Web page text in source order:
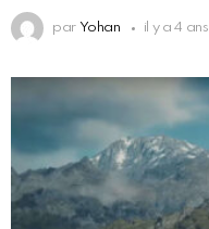
par Yohan il y a 4 ans